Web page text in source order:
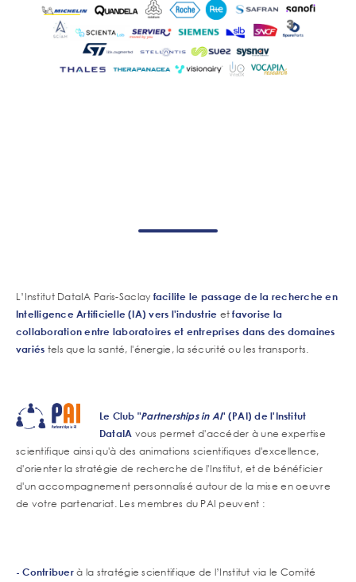
Corps
de
texte
L’Institut DataIA Paris-Saclay facilite le passage de la recherche en
Intelligence Artificielle (IA) vers l'industrie etfavorise la
collaboration entre laboratoires et entreprises dans des domaines
variés tels que la santé, l'énergie, la sécurité ou les transports.
Le Club "Partnerships in AI" (PAI) de l'Institut
DataIA vous permet d'accéder à une expertise
scientifique ainsi qu'à des animations scientifiques d'excellence,
d'orienter la stratégie de recherche de l'Institut, et de bénéficier
d'un accompagnement personnalisé autour de la mise en oeuvre
de votre partenariat. Les membres du PAI peuvent :
- Contribuerà la stratégie scientifique de l’Institut via le Comité